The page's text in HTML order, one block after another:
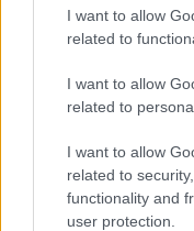
I want to allow
related to
I want to allow
related to
I want to allow
related to
functionality and
user protection.